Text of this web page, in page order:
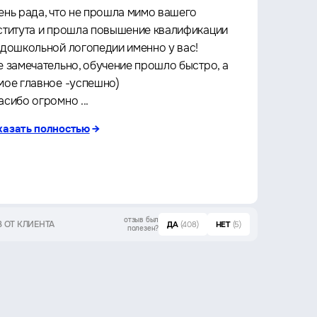
рада, что не прошла мимо вашего
и прошла повышение квалификации
логопедии именно у вас!
замечательно, обучение прошло быстро, а
главное -успешно)
огромно ...
полностью→
ОТ КЛИЕНТА
отзыв был
полезен?
ДА (408) НЕТ (5)